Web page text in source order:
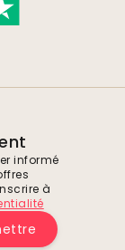
informé
à